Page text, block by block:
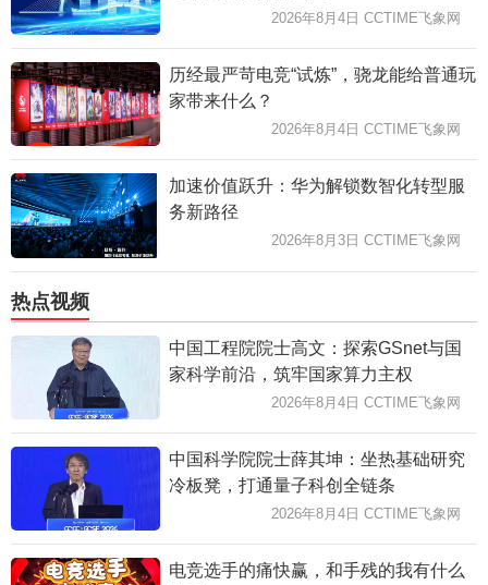
2026年8月4日 CCTIME飞象网
历经最严苛电竞“试炼”，骁龙能给普通玩
家带来什么？
2026年8月4日 CCTIME飞象网
加速价值跃升：华为解锁数智化转型服
务新路径
2026年8月3日 CCTIME飞象网
热点视频
中国工程院院士高文：探索GSnet与国
家科学前沿，筑牢国家算力主权
2026年8月4日 CCTIME飞象网
中国科学院院士薛其坤：坐热基础研究
冷板凳，打通量子科创全链条
2026年8月4日 CCTIME飞象网
电竞选手的痛快赢，和手残的我有什么